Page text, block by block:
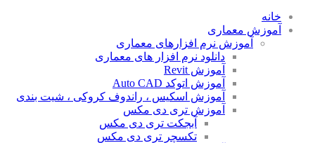
خانه
آموزش معماری
آموزش نرم افزارهای معماری
دانلود نرم افزار های معماری
آموزش Revit
آموزش اتوکد Auto CAD
آموزش اسکیس ، راندوف کروکی ، شیت بندی
آموزش تری دی مکس
آبجکت تری دی مکس
تکسچر تری دی مکس